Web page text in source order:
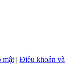
mật | Điều khoản và